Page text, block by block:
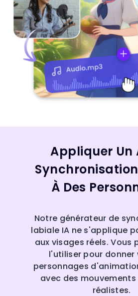
Appliquer Un
À Des
Notre générateur de
labiale IA ne s'applique
aux visages réels. Vous
l'utiliser pour donner
personnages
avec des
réalistes.